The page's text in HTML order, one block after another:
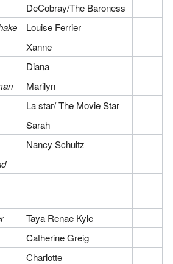
DeCobray/The Baroness
Louise Ferrier
Xanne
Diana
Marilyn
La star/ The Movie Star
Sarah
Nancy Schultz
Taya Renae Kyle
Catherine Greig
Charlotte